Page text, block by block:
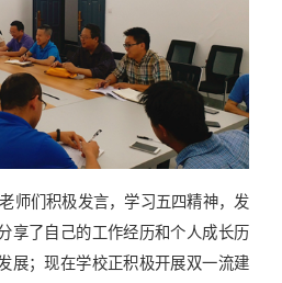
师们积极发言，学习五四精神，发
享了自己的工作经历和个人成长历
展；现在学校正积极开展双一流建